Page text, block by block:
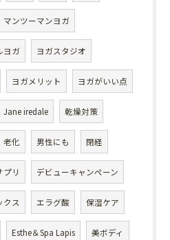
マンツーマンヨガ
ヨガ ヨガスタジオ
ヨガメリット ヨガがいい点
Jane iredale 乾燥対策
老化 男性にも 閉経
プリ デビューキャンペーン
クス エラグ酸 保湿ケア
Esthe＆Spa Lapis 美ボディ